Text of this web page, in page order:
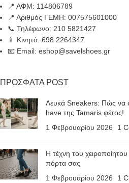
📍 ΑΦΜ: 114806789
📍 Αριθμός ΓΕΜΗ: 007575601000
📞 Τηλέφωνο: 210 5821427
📱 Κινητό: 698 2264347
📧 Email: eshop@savelshoes.gr
ΠΡΟΣΦΑΤΑ POST
Λευκά Sneakers: Πώς να
have της Tamaris φέτος!
1 Φεβρουαρίου 2026
1
Η τέχνη του
πόρτα σας
1 Φεβρουαρίου 2026
1